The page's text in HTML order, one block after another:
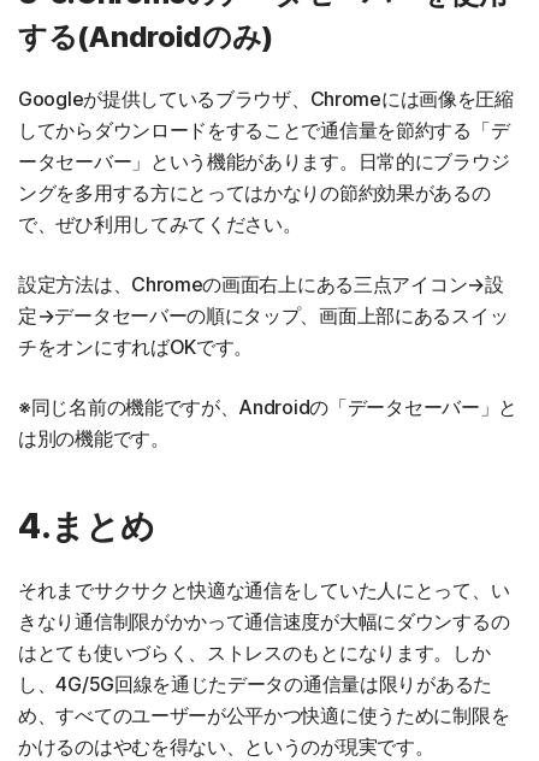
する(Androidのみ)
Googleが提供しているブラウザ、Chromeには画像を圧縮
してからダウンロードをすることで通信量を節約する「デ
ータセーバー」という機能があります。日常的にブラウジ
ングを多用する方にとってはかなりの節約効果があるの
で、ぜひ利用してみてください。
設定方法は、Chromeの画面右上にある三点アイコン→設
定→データセーバーの順にタップ、画面上部にあるスイッ
チをオンにすればOKです。
※同じ名前の機能ですが、Androidの「データセーバー」と
は別の機能です。
4.まとめ
それまでサクサクと快適な通信をしていた人にとって、い
きなり通信制限がかかって通信速度が大幅にダウンするの
はとても使いづらく、ストレスのもとになります。しか
し、4G/5G回線を通じたデータの通信量は限りがあるた
め、すべてのユーザーが公平かつ快適に使うために制限を
かけるのはやむを得ない、というのが現実です。